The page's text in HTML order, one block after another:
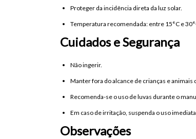
Proteger da incidência direta da luz solar.
Temperatura recomendada: entre 15°C e
Cuidados e Segurança
Não ingerir.
Manter fora do alcance de crianças e animais
Recomenda-se o uso de luvas durante o
Em caso de irritação, suspenda o uso
Observações